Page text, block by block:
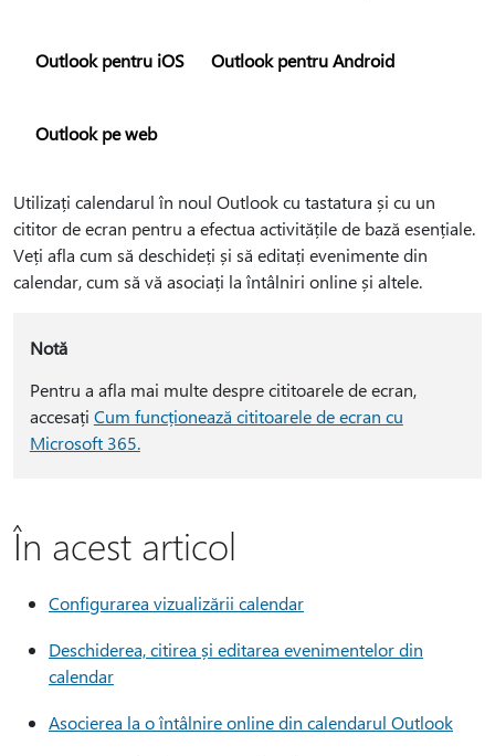
Outlook pentru iOS Outlook pentru Android
Outlook pe web
Utilizați calendarul în noul Outlook cu tastatura și cu un
cititor de ecran pentru a efectua activitățile de bază esențiale.
Veți afla cum să deschideți și să editați evenimente din
calendar, cum să vă asociați la întâlniri online și altele.
Notă
Pentru a afla mai multe despre cititoarele de ecran,
accesați Cum funcționează cititoarele de ecran cu
Microsoft 365.
În acest articol
Configurarea vizualizării calendar
Deschiderea, citirea și editarea evenimentelor din
calendar
Asocierea la o întâlnire online din calendarul Outlook